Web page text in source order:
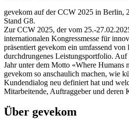
gevekom auf der CCW 2025 in Berlin,
Stand G8.
Zur CCW 2025, der vom 25.-
internationalen Kongressmesse für
präsentiert gevekom ein umfassend
durchdrungenes Leistungsportfolio. Auf
Jahr unter dem Motto «Where Humans
gevekom so anschaulich machen, wie
Kundendialog neu definiert hat und
Mitarbeitende, Auftraggeber und deren
Über gevekom